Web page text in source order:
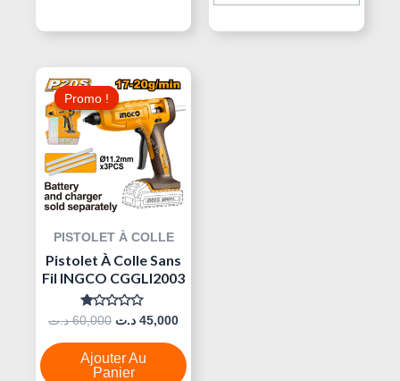
Promo !
Promo !
PISTOLET À COLLE
Pistolet À Colle Sans
Fil INGCO CGGLI2003
Note
Sur
5
60,000 د.ت
Prix
Initial
Était :
45,000 د.ت
Le
Prix
Actuel
Ajouter Au
Panier